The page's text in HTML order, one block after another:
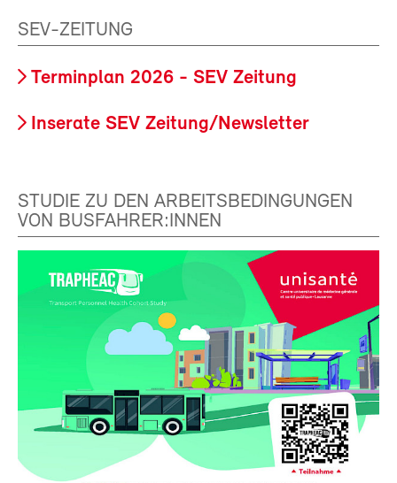
SEV-ZEITUNG
Terminplan 2026 - SEV Zeitung
Inserate SEV Zeitung/Newsletter
STUDIE ZU DEN ARBEITSBEDINGUNGEN
VON BUSFAHRER:INNEN